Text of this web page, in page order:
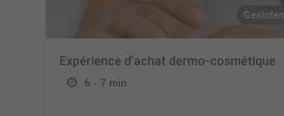
Gesloten
Expérience d'achat dermo-cosmétique
6 - 7 min